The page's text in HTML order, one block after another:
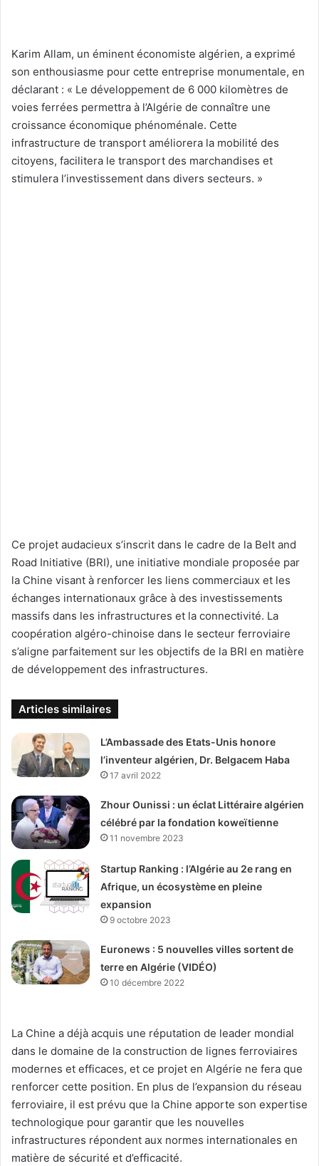
Karim Allam, un éminent économiste algérien, a exprimé
son enthousiasme pour cette entreprise monumentale, en
déclarant : « Le développement de 6 000 kilomètres de
voies ferrées permettra à l’Algérie de connaître une
croissance économique phénoménale. Cette
infrastructure de transport améliorera la mobilité des
citoyens, facilitera le transport des marchandises et
stimulera l’investissement dans divers secteurs. »
Ce projet audacieux s’inscrit dans le cadre de la Belt and
Road Initiative (BRI), une initiative mondiale proposée par
la Chine visant à renforcer les liens commerciaux et les
échanges internationaux grâce à des investissements
massifs dans les infrastructures et la connectivité. La
coopération algéro-chinoise dans le secteur ferroviaire
s’aligne parfaitement sur les objectifs de la BRI en matière
de développement des infrastructures.
Articles similaires
L’Ambassade des Etats-Unis honore
l’inventeur algérien, Dr. Belgacem Haba
17 avril 2022
Zhour Ounissi : un éclat Littéraire algérien
célébré par la fondation koweïtienne
11 novembre 2023
Startup Ranking : l’Algérie au 2e rang en
Afrique, un écosystème en pleine
expansion
9 octobre 2023
Euronews : 5 nouvelles villes sortent de
terre en Algérie (VIDÉO)
10 décembre 2022
La Chine a déjà acquis une réputation de leader mondial
dans le domaine de la construction de lignes ferroviaires
modernes et efficaces, et ce projet en Algérie ne fera que
renforcer cette position. En plus de l’expansion du réseau
ferroviaire, il est prévu que la Chine apporte son expertise
technologique pour garantir que les nouvelles
infrastructures répondent aux normes internationales en
matière de sécurité et d’efficacité.